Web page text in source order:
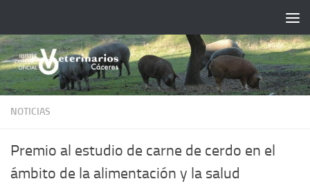
NOTICIAS
Premio al estudio de carne de cerdo en el
ámbito de la alimentación y la salud